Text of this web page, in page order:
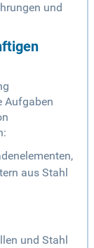
und
Aufgaben
aus Stahl
und Stahl